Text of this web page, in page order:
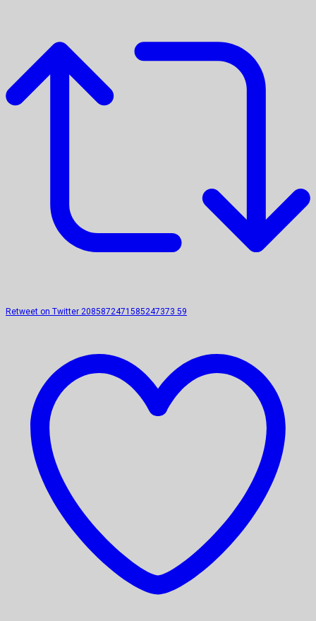
Retweet on Twitter 2085872471585247373 59